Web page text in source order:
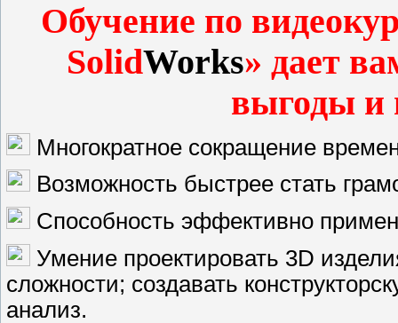
Обучение по
SolidWorks» дает
выгоды и
Многократное сокращение
Возможность быстрее стать
Способность эффективно
Умение проектировать 3D
сложности; создавать
анализ.